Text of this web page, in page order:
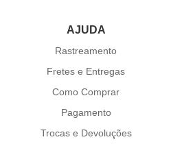
AJUDA
Rastreamento
Fretes e Entregas
Como Comprar
Pagamento
Trocas e Devoluções